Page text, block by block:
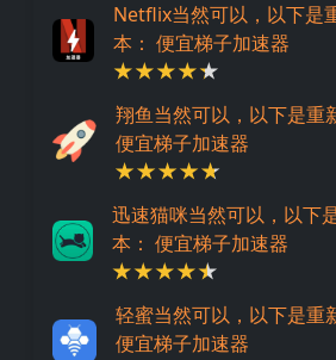
Netflix当然可以，以下是
本： 便宜梯子加速器
翔鱼当然可以，以下是重
便宜梯子加速器
迅速猫咪当然可以，以下
本： 便宜梯子加速器
轻蜜当然可以，以下是重
便宜梯子加速器